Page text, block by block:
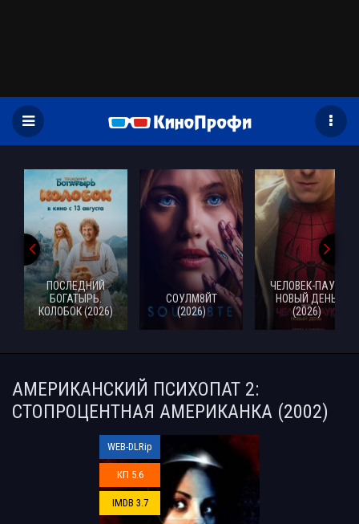
ПОСЛЕДНИЙ
БОГАТЫРЬ.
КОЛОБОК (2026)
СОУЛМ8ЙТ
(2026)
ЧЕЛОВЕК-ПАУК:
НОВЫЙ ДЕНЬ
(2026)
АМЕРИКАНСКИЙ ПСИХОПАТ 2:
СТОПРОЦЕНТНАЯ АМЕРИКАНКА (2002)
WEB-DLRip
КП 5.6
IMDB 3.7